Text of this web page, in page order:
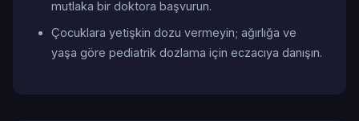
mutlaka bir doktora başvurun.
Çocuklara yetişkin dozu vermeyin; ağırlığa ve
yaşa göre pediatrik dozlama için eczacıya danışın.